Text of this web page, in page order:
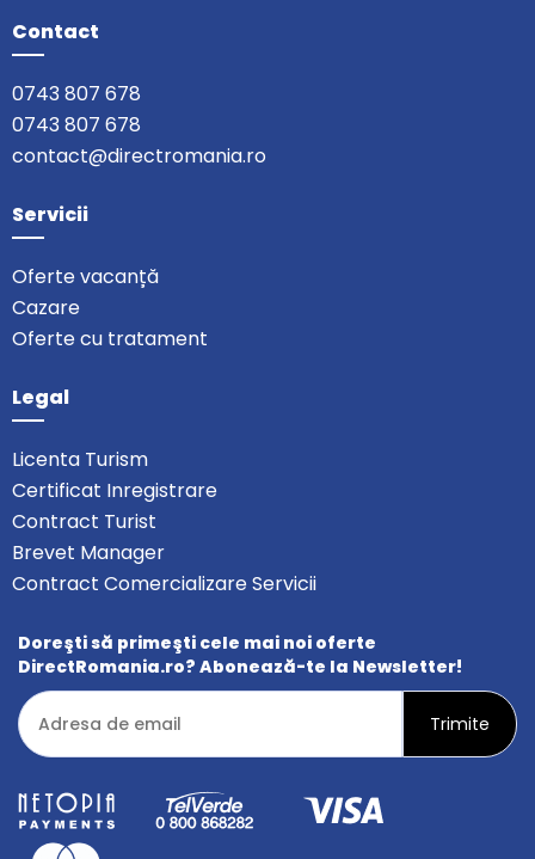
Contact
0743 807 678
0743 807 678
contact@directromania.ro
Servicii
Oferte vacanță
Cazare
Oferte cu tratament
Legal
Licenta Turism
Certificat Inregistrare
Contract Turist
Brevet Manager
Contract Comercializare Servicii
Doreşti să primeşti cele mai noi oferte
DirectRomania.ro? Abonează-te la Newsletter!